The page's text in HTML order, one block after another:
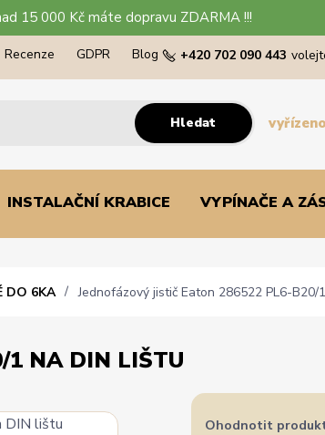
15 000 Kč máte dopravu ZDARMA !!!
Recenze GDPR Blog
Hledat
+420 702 090 443
INSTALAČNÍ KRABICE VYPÍNAČE A
DO 6KA Jednofázový jistič Eaton 286522 PL6-B20/
1 NA DIN LIŠTU
Ohodnotit